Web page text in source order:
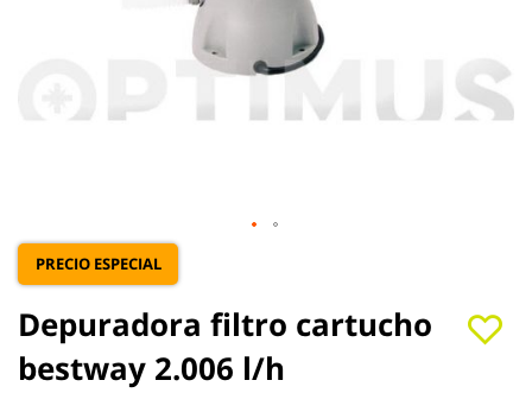
PRECIO ESPECIAL
Depuradora filtro cartucho
bestway 2.006 l/h
Saltar
al
de
galería